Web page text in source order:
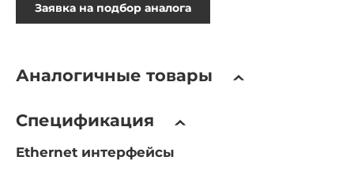
Заявка на подбор аналога
Аналогичные товары
Спецификация
Ethernet интерфейсы